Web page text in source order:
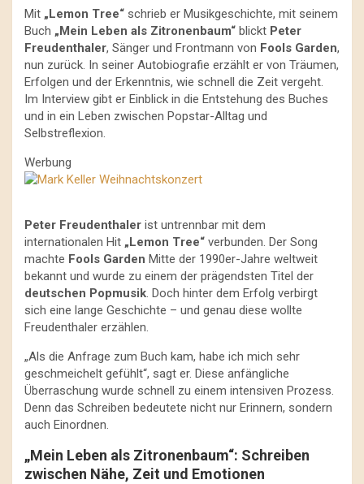
Mit „Lemon Tree“ schrieb er Musikgeschichte, mit seinem
Buch „Mein Leben als Zitronenbaum“ blickt Peter
Freudenthaler, Sänger und Frontmann von Fools Garden,
nun zurück. In seiner Autobiografie erzählt er von Träumen,
Erfolgen und der Erkenntnis, wie schnell die Zeit vergeht.
Im Interview gibt er Einblick in die Entstehung des Buches
und in ein Leben zwischen Popstar-Alltag und
Selbstreflexion.
Werbung
Peter Freudenthaler ist untrennbar mit dem
internationalen Hit „Lemon Tree“ verbunden. Der Song
machte Fools Garden Mitte der 1990er-Jahre weltweit
bekannt und wurde zu einem der prägendsten Titel der
deutschen Popmusik. Doch hinter dem Erfolg verbirgt
sich eine lange Geschichte – und genau diese wollte
Freudenthaler erzählen.
„Als die Anfrage zum Buch kam, habe ich mich sehr
geschmeichelt gefühlt“, sagt er. Diese anfängliche
Überraschung wurde schnell zu einem intensiven Prozess.
Denn das Schreiben bedeutete nicht nur Erinnern, sondern
auch Einordnen.
„Mein Leben als Zitronenbaum“: Schreiben
zwischen Nähe, Zeit und Emotionen